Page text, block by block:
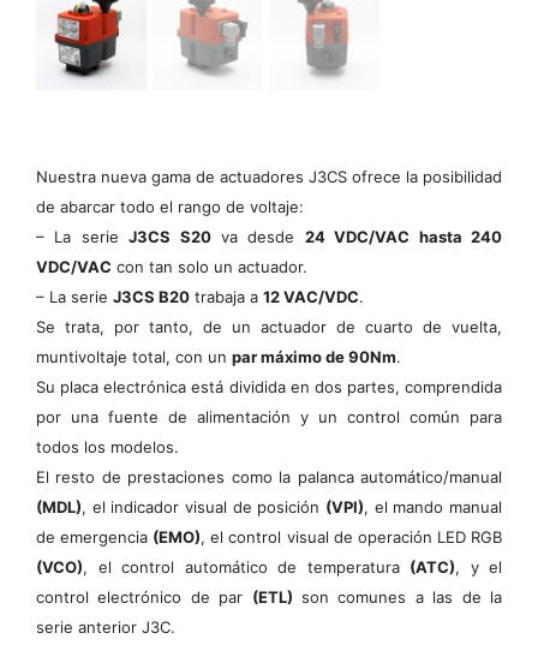
Nuestra nueva gama de actuadores J3CS ofrece la posibilidad
de abarcar todo el rango de voltaje:
– La serieJ3CS S20va desde 24 VDC/VAC hasta 240
VDC/VAC con tan solo un actuador.
– La serie J3CS B20 trabaja a 12 VAC/VDC.
Se trata, por tanto, de un actuador de cuarto de vuelta,
muntivoltaje total, con un par máximo de 90Nm.
Su placa electrónica está dividida en dos partes, comprendida
por una fuente de alimentación y un control común para
todos los modelos.
El resto de prestaciones como la palanca automático/manual
(MDL), el indicador visual de posición (VPI), el mando manual
de emergencia (EMO), el control visual de operación LED RGB
(VCO), el control automático de temperatura (ATC), y el
control electrónico de par (ETL) son comunes a las de la
serie anterior J3C.